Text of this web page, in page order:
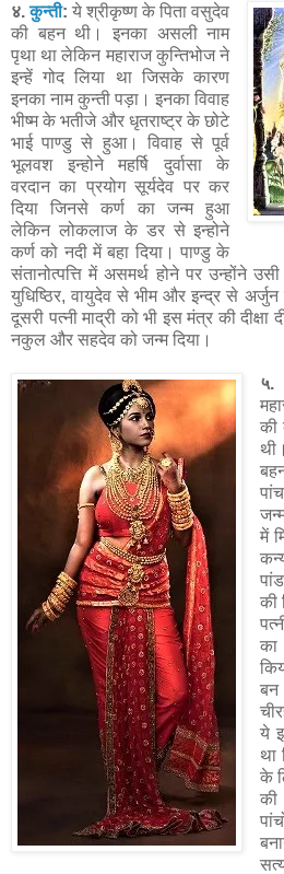
४.कुन्ती: ये श्रीकृष्ण के पिता वसुदेव
की बहन थी। इनका असली नाम
पृथा था लेकिन महाराज कुन्तिभोज ने
इन्हें गोद लिया था जिसके कारण
इनका नाम कुन्ती पड़ा। इनका विवाह
भीष्म के भतीजे और धृतराष्ट्र के छोटे
भाई पाण्डु से हुआ। विवाह से पूर्व
भूलवश इन्होने महर्षि दुर्वासा के
वरदान का प्रयोग सूर्यदेव पर कर
दिया जिनसे कर्ण का जन्म हुआ
लेकिन लोकलाज के डर से इन्होने
कर्ण को नदी में बहा दिया। पाण्डु के
संतानोत्पत्ति में असमर्थ होने पर उन्होंने
युधिष्ठिर, वायुदेव से भीम और इन्द्र से अर्जुन
दूसरी पत्नी माद्री को भी इस मंत्र की
नकुल और सहदेव को जन्म दिया।
की
में
की
का
बन
ये
था
के
की